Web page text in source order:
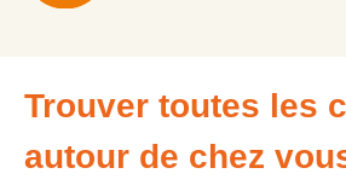
Trouver toutes les
autour de chez